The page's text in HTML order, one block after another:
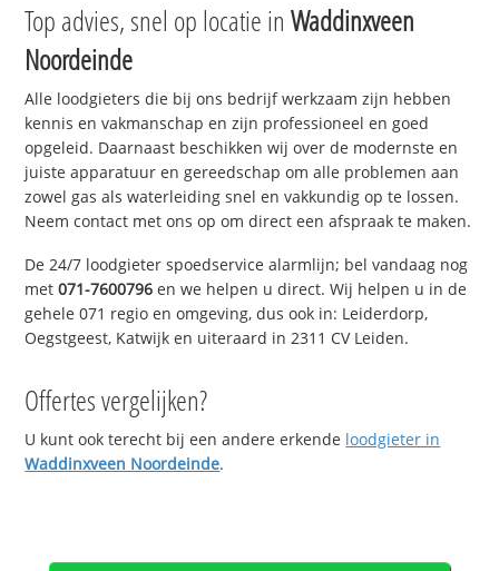
Top advies, snel op locatie inWaddinxveen
Noordeinde
Alle loodgieters die bij ons bedrijf werkzaam zijn hebben
kennis en vakmanschap en zijn professioneel en goed
opgeleid. Daarnaast beschikken wij over de modernste en
juiste apparatuur en gereedschap om alle problemen aan
zowel gas als waterleiding snel en vakkundig op te lossen.
Neem contact met ons op om direct een afspraak te maken.
De 24/7 loodgieter spoedservice alarmlijn; bel vandaag nog
met071-7600796 en we helpen u direct. Wij helpen u in de
gehele 071 regio en omgeving, dus ook in: Leiderdorp,
Oegstgeest, Katwijk en uiteraard in 2311 CV Leiden.
Offertes vergelijken?
U kunt ook terecht bij een andere erkende loodgieter in
Waddinxveen Noordeinde.